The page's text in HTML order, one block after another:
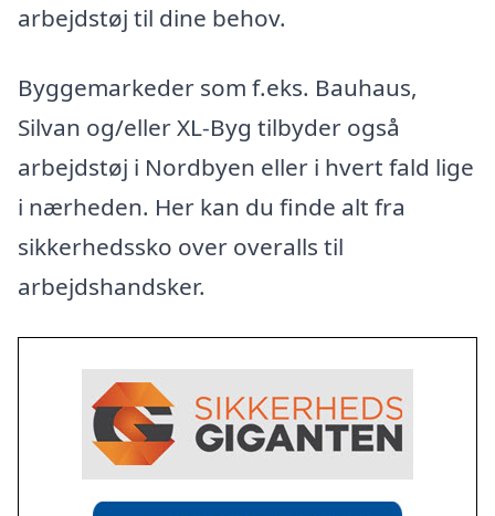
arbejdstøj til dine behov.
Byggemarkeder som f.eks. Bauhaus,
Silvan og/eller XL-Byg tilbyder også
arbejdstøj i Nordbyen eller i hvert fald lige
i nærheden. Her kan du finde alt fra
sikkerhedssko over overalls til
arbejdshandsker.